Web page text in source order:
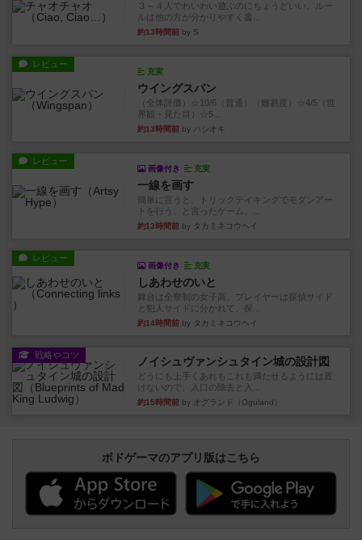
３～４人でわいわい遊ぶのにちょうどいい。ルー
ルは他の方が分かりやすく書...
約13時間前 by S
レビュー
充実
ウイングスパン
（全体評価）☆10/6（普通）（難易度）☆4/5（世
界観・見た目）☆5...
約13時間前 by ハシオキ
レビュー
画像付き 充実
一線を画す
簡単に言うと、トリックテイキングでモダンアー
トを行う、と言ったゲーム。...
約13時間前 by タカミネコウヘイ
レビュー
画像付き 充実
しあわせのいと
舞台は全寮制の女子高。プレイヤーは探偵サイド
と犯人サイドに分かれて、探...
約14時間前 by タカミネコウヘイ
戦略やコツ ノイシュヴァンシュタイン城の設計図
どうにも上手くあれもこれも満たせるようには置
けないので、入口の除去と入...
約15時間前 by オグランド（Oguland）
ボドゲーマのアプリ版はこちら